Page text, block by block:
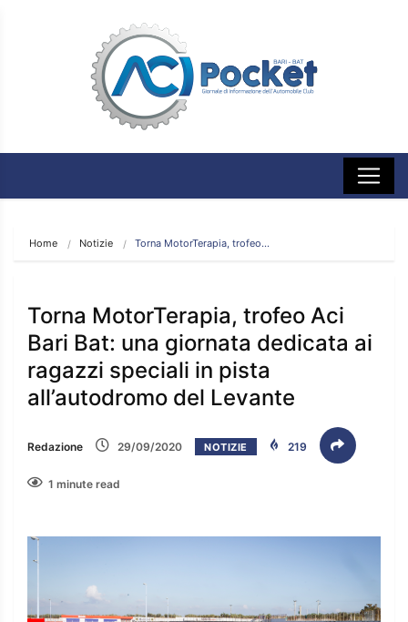
Home Notizie Torna MotorTerapia, trofeo…
Torna MotorTerapia, trofeo Aci
Bari Bat: una giornata dedicata ai
ragazzi speciali in pista
all’autodromo del Levante
Redazione 29/09/2020 NOTIZIE 219
1 minute read